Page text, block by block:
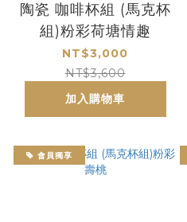
陶瓷 咖啡杯組 (馬克杯
組)粉彩荷塘情趣
NT$3,000
NT$3,600
加入購物車
會員獨享